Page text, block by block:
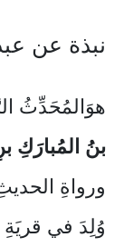
نبذة عن
هوَالمُحَدِّثُ
بنُ المُبارَكِ
ورواةِ
وُلِدَ في